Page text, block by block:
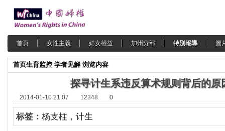
首頁 女性主義 婦女權益 加州分部 特別報導 圖
首页生育监控 学者见解 浏览内容
探寻计生系违反算术规则背后的原
2014-01-10 21:07 12348 0
标签： 杨支柱，计生